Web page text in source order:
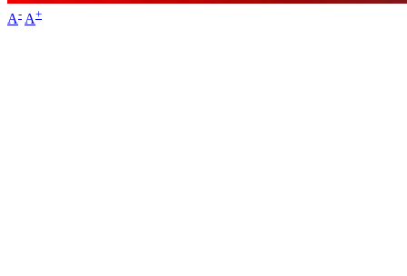
A- A+